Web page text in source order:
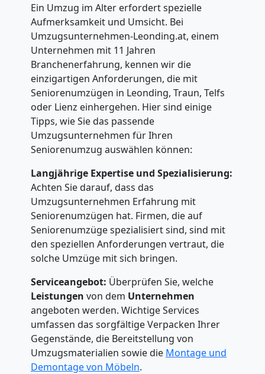
Ein Umzug im Alter erfordert spezielle
Aufmerksamkeit und Umsicht. Bei
Umzugsunternehmen-Leonding.at, einem
Unternehmen mit 11 Jahren
Branchenerfahrung, kennen wir die
einzigartigen Anforderungen, die mit
Seniorenumzügen in Leonding, Traun, Telfs
oder Lienz einhergehen. Hier sind einige
Tipps, wie Sie das passende
Umzugsunternehmen für Ihren
Seniorenumzug auswählen können:
Langjährige Expertise und Spezialisierung:
Achten Sie darauf, dass das
Umzugsunternehmen Erfahrung mit
Seniorenumzügen hat. Firmen, die auf
Seniorenumzüge spezialisiert sind, sind mit
den speziellen Anforderungen vertraut, die
solche Umzüge mit sich bringen.
Serviceangebot: Überprüfen Sie, welche
Leistungen von dem Unternehmen
angeboten werden. Wichtige Services
umfassen das sorgfältige Verpacken Ihrer
Gegenstände, die Bereitstellung von
Umzugsmaterialien sowie die Montage und
Demontage von Möbeln.